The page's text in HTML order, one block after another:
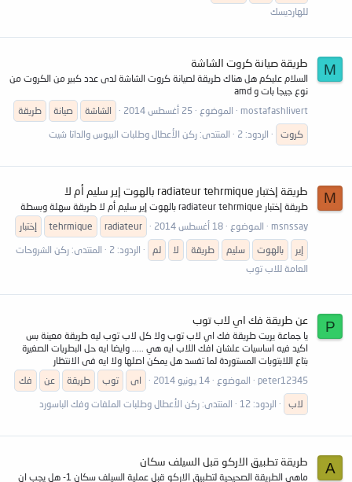
للهارديسك
M طريقة صيانة كروت الشاشة
السلام عليكم هل هناك طريقة لصيانة كروت الشاشة لدى عدد كبير من الكروت من
نوع جيجا بات و amd
mostafashlivert
الموضوع 25 أغسطس 2014 الشاشة صيانة
طريقة
كروت
الردود: 2 المنتدى: ركن الأعطال وطلبات البيوس والداتا شيت
M طريقة إختبار radiateur tehrmique بالهوت إير سليم أم لا
طريقة إختبار radiateur tehrmique بالهوت إير سليم أم لا طريقة سهلة وبسطة
msnssay
الموضوع 18 أغسطس 2014 radiateur
tehrmique
إختبار
إير
بالهوت سليم طريقة لا لم الردود: 2 المنتدى: ركن الشروحات
العامة للاب توب
P عن طريقة فك اي لاب توب
يا جماعة يريت طريقة فك اي لاب توب ولا كل لاب توب ليه طريقة معينة بس
اكيد فيه اساسيات علشان افك اللاب ايه هي ..... وايضا ايه حل البطريات الصغيرة
بتاع اللابتوبات المستوردة لما تفسد هل يمكن اصلها ولا ايه فى الانتظار
peter12345
الموضوع 14 يونيو 2014 اى توب طريقة عن
فك
لاب
الردود: 12 المنتدى: ركن الأعطال وطلبات الملفات وفك الباسورد
A طريقة تطبيق الاركو قبل السيلف سكان
ماهي الطريقة الصحيحية لتطبيق الاركو قبل عملية السيلف سكان 1- هل يجب ان